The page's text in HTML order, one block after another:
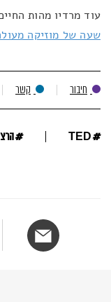
עוד מרדיו מהות
שעה של מוזיקה
חיבור קשר
#
TED
#